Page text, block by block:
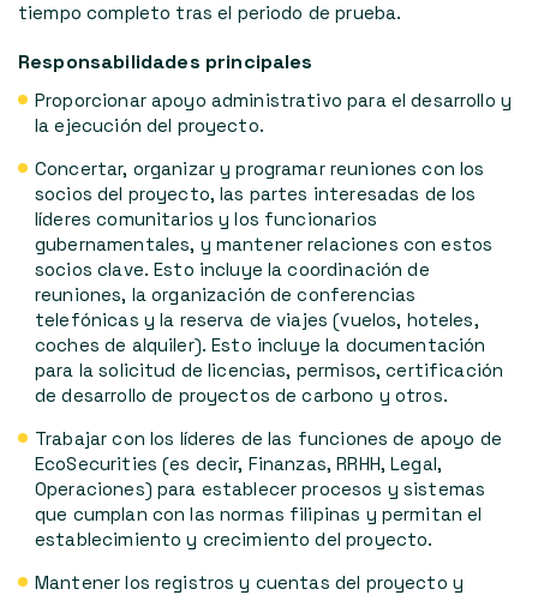
tiempo completo tras el periodo de prueba.
Responsabilidades principales
Proporcionar apoyo administrativo para el desarrollo y
la ejecución del proyecto.
Concertar, organizar y programar reuniones con los
socios del proyecto, las partes interesadas de los
líderes comunitarios y los funcionarios
gubernamentales, y mantener relaciones con estos
socios clave. Esto incluye la coordinación de
reuniones, la organización de conferencias
telefónicas y la reserva de viajes (vuelos, hoteles,
coches de alquiler). Esto incluye la documentación
para la solicitud de licencias, permisos, certificación
de desarrollo de proyectos de carbono y otros.
Trabajar con los líderes de las funciones de apoyo de
EcoSecurities (es decir, Finanzas, RRHH, Legal,
Operaciones) para establecer procesos y sistemas
que cumplan con las normas filipinas y permitan el
establecimiento y crecimiento del proyecto.
Mantener los registros y cuentas del proyecto y